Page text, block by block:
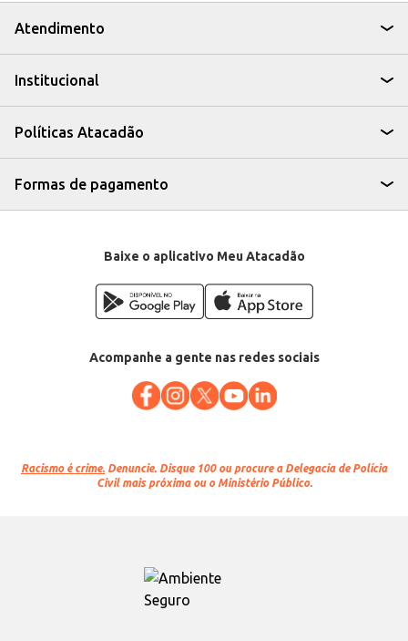
Uma opção para um lanche rápido e nutritivo em casa.
Ideal para oferecer em eventos e festas infantis.
Pode ser consumida pura ou utilizada em receitas.
Atendimento
Institucional
Políticas Atacadão
Formas de pagamento
Baixe o aplicativo Meu Atacadão
Acompanhe a gente nas redes sociais
Racismo é crime. Denuncie. Disque 100 ou procure a Delegacia de Polícia
Civil mais próxima ou o Ministério Público.